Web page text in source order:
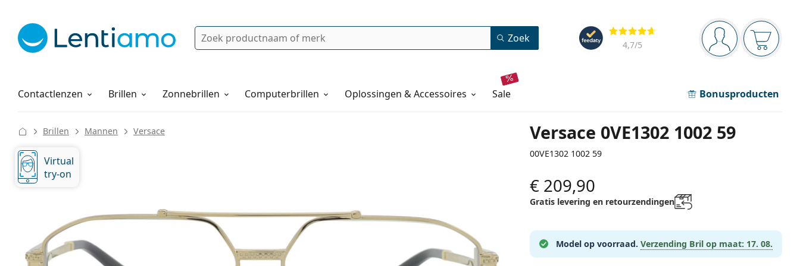
Navigatie
Je bent ingelogd
Jouw
Beoordelingen
4,7/5
Zoek Zoek
Contactlenzen
Lenzenvloeistoffen Brillen Zonnebrillen Computerbrillen Oplossingen & Accessoires sale Bonusproducten
Hoe bestellen
Versace 0VE1302 1002 59
00VE1302 1002 59
Brillen Mannen Versace
Virtual
try-on
€ 209,90
Gratis levering en retourzendingen
Model op voorraad. Verzending Bril op maat: 17. 08.